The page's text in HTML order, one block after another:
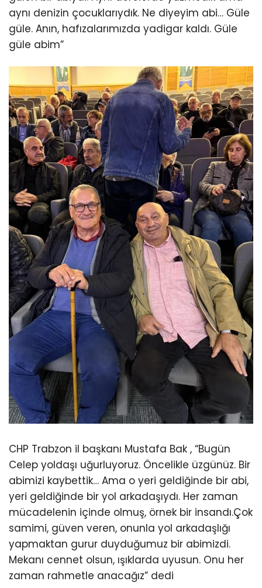
aynı denizin çocuklarıydık. Ne diyeyim abi… Güle
güle. Anın, hafızalarımızda yadigar kaldı. Güle
güle abim”
CHP Trabzon il başkanı Mustafa Bak , “Bugün
Celep yoldaşı uğurluyoruz. Öncelikle üzgünüz. Bir
abimizi kaybettik… Ama o yeri geldiğinde bir abi,
yeri geldiğinde bir yol arkadaşıydı. Her zaman
mücadelenin içinde olmuş, örnek bir insandı.Çok
samimi, güven veren, onunla yol arkadaşlığı
yapmaktan gurur duyduğumuz bir abimizdi.
Mekanı cennet olsun, ışıklarda uyusun. Onu her
zaman rahmetle anacağız” dedi